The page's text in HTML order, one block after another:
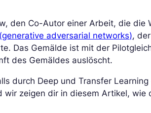
den Co-Autor einer Arbeit, die die
adversarial networks),
Das Gemälde ist mit der
des Gemäldes auslöscht.
durch Deep und Transfer
wir zeigen dir in diesem Artikel, wie